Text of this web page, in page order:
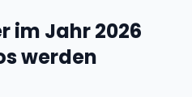
im Jahr 2026
werden